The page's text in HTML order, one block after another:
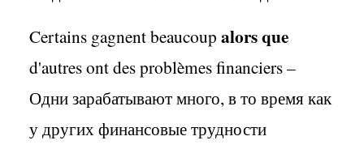
Certains gagnent beaucoup alors que
d'autres ont des problèmes financiers –
Одни зарабатывают много, в то время как
у других финансовые трудности